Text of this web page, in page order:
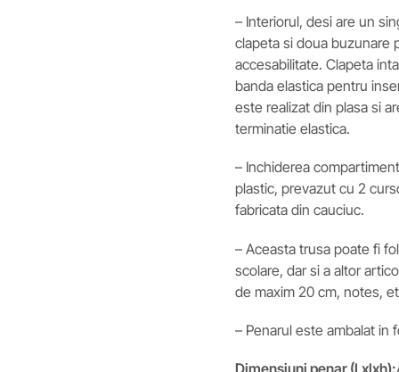
– Interiorul, desi are un
clapeta si doua buzunare
accesabilitate. Clapeta
banda elastica pentru
este realizat din plasa si
terminatie elastica.
– Inchiderea
plastic, prevazut cu 2
fabricata din cauciuc.
– Aceasta trusa poate fi
scolare, dar si a altor
de maxim 20 cm, notes,
– Penarul este ambalat in